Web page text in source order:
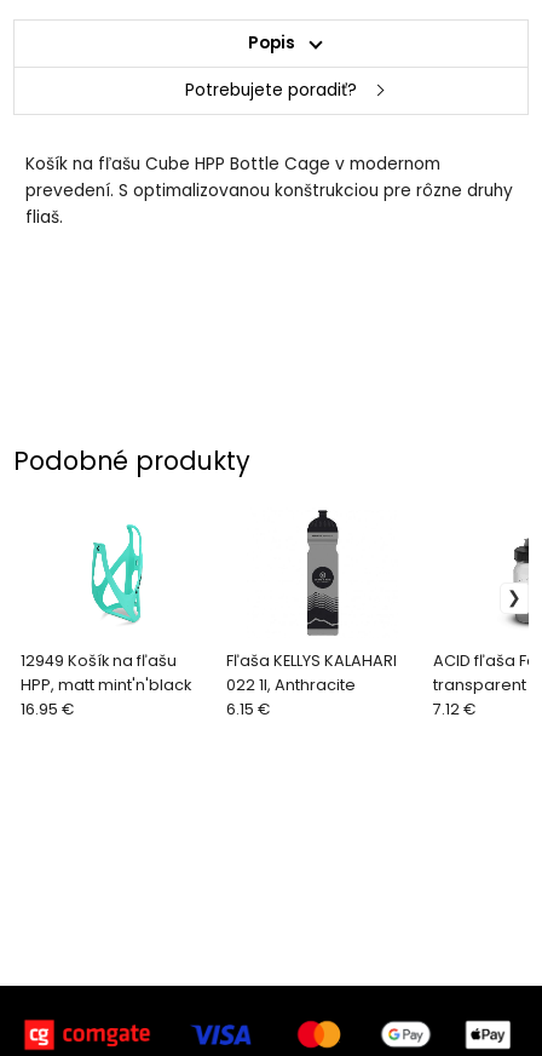
Popis
Potrebujete poradiť?
Košík na fľašu Cube HPP Bottle Cage v modernom
prevedení. S optimalizovanou konštrukciou pre rôzne druhy
fliaš.
Podobné produkty
12949 Košík na fľašu
HPP, matt mint'n'black
16.95 €
Fľaša KELLYS KALAHARI
022 1l, Anthracite
6.15 €
ACID fľaša
transparent
7.12 €